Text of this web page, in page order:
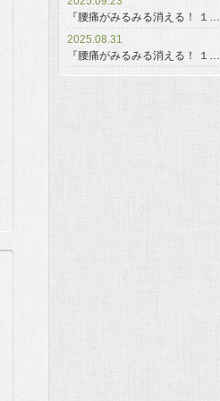
『腰痛がみるみる消える！ １…
2025.08.31
『腰痛がみるみる消える！ １…